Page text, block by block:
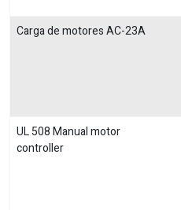
Carga de motores AC-23A
UL 508 Manual motor
controller